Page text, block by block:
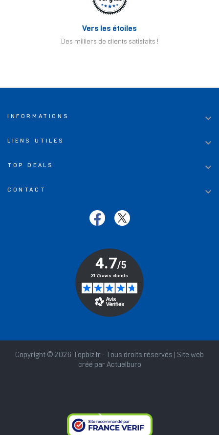
Vers les étoiles
Des milliers de clients satisfaits !
INFORMATIONS 
LIENS UTILES 
TOP DEALS 
CONTACT 
Copyright © 2026 Topbiz.fr - Tous droits réservés | Site web
créé par Actuelburo